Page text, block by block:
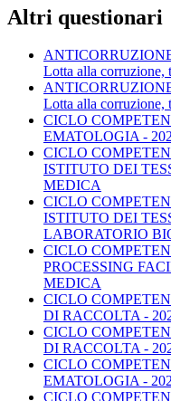
Altri questionari
Lotta alla corruzione,
Lotta alla corruzione,
CICLO
EMATOLOGIA -
CICLO
ISTITUTO DEI
MEDICA
CICLO
ISTITUTO DEI
LABORATORIO
CICLO
PROCESSING
MEDICA
CICLO
DI RACCOLTA -
CICLO
DI RACCOLTA -
CICLO
EMATOLOGIA -
CICLO